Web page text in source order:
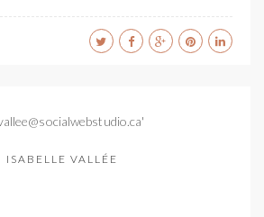
ISABELLE VALLÉE